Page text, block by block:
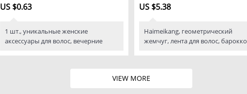
US $0.63
1 шт., уникальные женские
аксессуары для волос, вечерние
US $5.38
Haimeikang, геометрический
жемчуг, лента для волос, барокко
VIEW MORE